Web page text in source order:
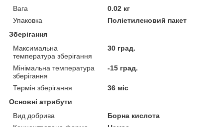
Вага
0.02 кг
Упаковка
Поліетиленовий пакет
Зберігання
Максимальна
температура зберігання
30 град.
Мінімальна температура
зберігання
-15 град.
Термін зберігання
36 міс
Основні атрибути
Вид добрива
Борна кислота